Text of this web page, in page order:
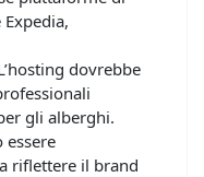
dovrebbe
gli alberghi.
essere
riflettere il brand